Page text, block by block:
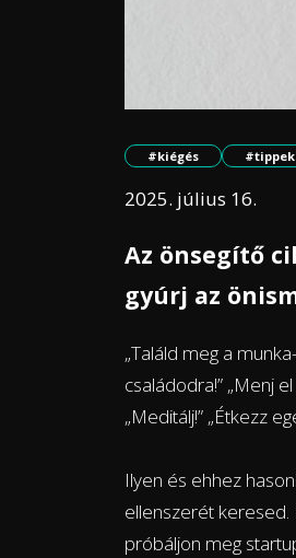
#kiégés #tippek
2025. július 16.
Az önsegítő
gyúrj az
„Találd meg a
családodra!” „Menj
„Meditálj!” „Étkezz
Ilyen és ehhez
ellenszerét keresed.
próbáljon meg